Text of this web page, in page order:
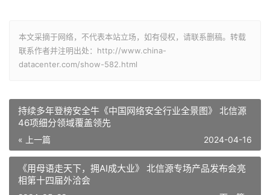
本文采摘于网络，不代表本站立场，如有侵权，请联系删稿。转载
联系作者并注明出处：http://www.china-
datacenter.com/show-582.html
持续多年登榜安全牛《中国网络安全行业全景图》 北信源
46项细分领域覆盖领先
« 上一篇 2024-04-16
《用母语走天下，拥AI成大业》 北信源专场产品发布会亮
相第十四届外洽会